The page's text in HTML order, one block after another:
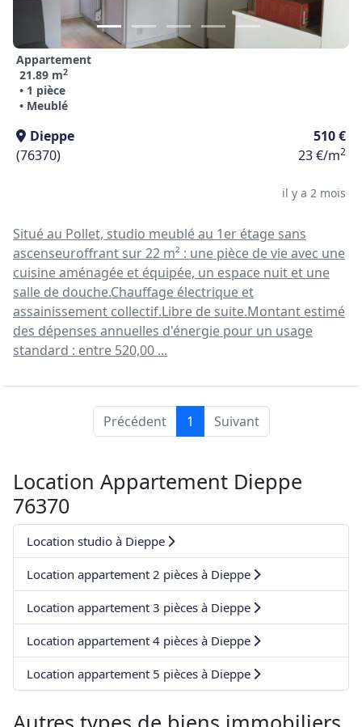
Appartement
21.89 m2
• 1 pièce
• Meublé
Dieppe
510 €
(76370)
23 €/m2
il y a 2 mois
Situé au Pollet, studio meublé au 1er étage sans
ascenseuroffrant sur 22 m² : une pièce de vie avec une
cuisine aménagée et équipée, un espace nuit et une
salle de douche.Chauffage électrique et
assainissement collectif.Libre de suite.Montant estimé
des dépenses annuelles d'énergie pour un usage
standard : entre 520,00 ...
Précédent 1 Suivant
Location Appartement Dieppe
76370
Location studio à Dieppe
Location appartement 2 pièces à Dieppe
Location appartement 3 pièces à Dieppe
Location appartement 4 pièces à Dieppe
Location appartement 5 pièces à Dieppe